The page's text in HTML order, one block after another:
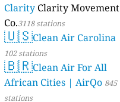
Clarity Clarity Movement
Co.3118 stations
🇺🇸Clean Air Carolina
102 stations
🇧🇷Clean Air For All
African Cities | AirQo 845
stations